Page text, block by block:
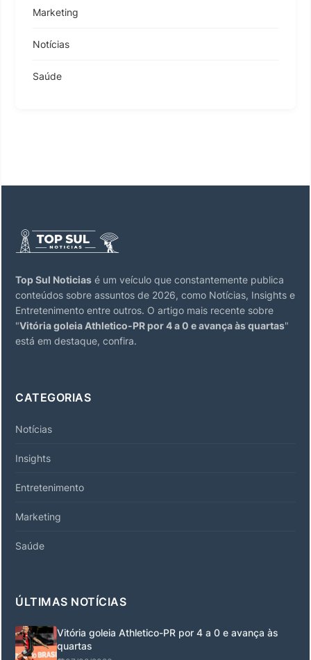
Marketing
Notícias
Saúde
Top Sul Noticias é um veículo que constantemente publica
conteúdos sobre assuntos de 2026, como Notícias, Insights e
Entretenimento entre outros. O artigo mais recente sobre
"Vitória goleia Athletico-PR por 4 a 0 e avança às quartas"
está em destaque, confira.
CATEGORIAS
Notícias
Insights
Entretenimento
Marketing
Saúde
ÚLTIMAS NOTÍCIAS
Vitória goleia Athletico-PR por 4 a 0 e avança às
quartas